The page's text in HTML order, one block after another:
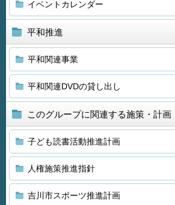
イベントカレンダー
平和推進
平和関連事業
平和関連DVDの貸し出し
このグループに関連する施策・計画
子ども読書活動推進計画
人権施策推進指針
吉川市スポーツ推進計画